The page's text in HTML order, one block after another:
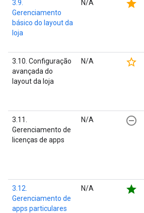
3.9.
Gerenciamento
básico do layout da
loja
N/A star
3.10. Configuração
avançada do
layout da loja
N/A star_border
3.11.
Gerenciamento de
licenças de apps
N/A remove_circle_outline
3.12.
Gerenciamento de
apps particulares
N/A star